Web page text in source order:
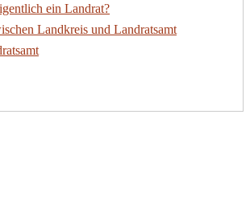
ein Landrat?
Landkreis und Landratsamt